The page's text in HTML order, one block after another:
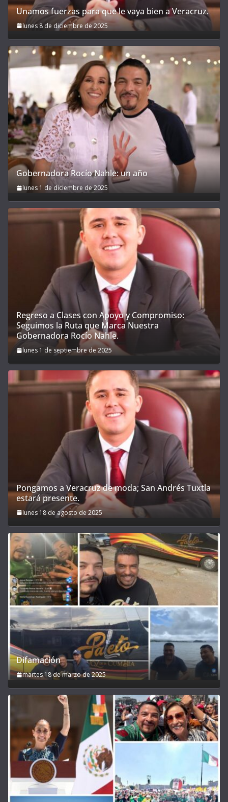
Unamos fuerzas para que le vaya bien a Veracruz.
lunes 8 de diciembre de 2025
Gobernadora Rocío Nahle: un año
lunes 1 de diciembre de 2025
Regreso a Clases con Apoyo y Compromiso:
Seguimos la Ruta que Marca Nuestra
Gobernadora Rocío Nahle.
lunes 1 de septiembre de 2025
Pongamos a Veracruz de moda; San Andrés Tuxtla
estará presente.
lunes 18 de agosto de 2025
Difamación
martes 18 de marzo de 2025